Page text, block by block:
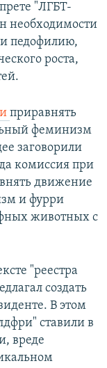
"ЛГБТ-
необходимости
педофилию,
роста,
приравнять
феминизм
заговорили
комиссия при
движение
и фурри
животных с
"реестра
создать
В этом
ставили в
вреде